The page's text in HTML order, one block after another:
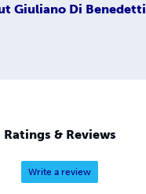
Giuliano Di Benedetti
Ratings & Reviews
Write a review